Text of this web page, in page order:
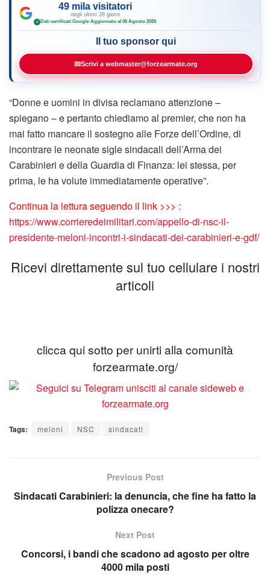
49 mila visitatori
negli ultimi 28 giorni
✓ Dati certificati Google·Aggiornato al 06 Agosto 2026
Il tuo sponsor qui
✉Scrivi a webmaster@forzearmate.org
“Donne e uomini in divisa reclamano attenzione –
spiegano – e pertanto chiediamo al premier, che non ha
mai fatto mancare il sostegno alle Forze dell’Ordine, di
incontrare le neonate sigle sindacali dell’Arma dei
Carabinieri e della Guardia di Finanza: lei stessa, per
prima, le ha volute immediatamente operative”.
Continua la lettura seguendo il link >>> :
https://www.corrieredeimilitari.com/appello-di-nsc-il-
presidente-meloni-incontri-i-sindacati-dei-carabinieri-e-gdf/
Ricevi direttamente sul tuo cellulare i nostri
articoli
clicca qui sotto per unirti alla comunità
forzearmate.org/
Tags: meloni NSC sindacati
Previous Post
Sindacati Carabinieri: la denuncia, che fine ha fatto la
polizza onecare?
Next Post
Concorsi, i bandi che scadono ad agosto per oltre
4000 mila posti